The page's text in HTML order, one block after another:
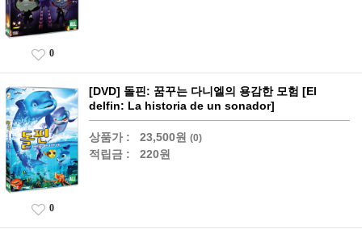
0
[DVD] 돌핀: 꿈꾸는 다니엘의 용감한 모험 [El
delfin: La historia de un sonador]
상품가 : 23,500원 (0)
적립금 : 220원
0